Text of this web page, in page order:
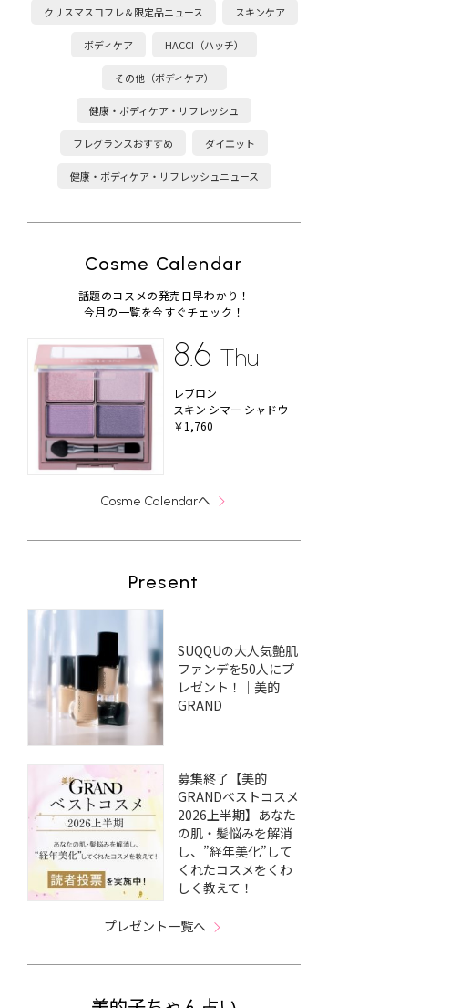
クリスマスコフレ＆限定品ニュース スキンケア
ボディケア HACCI（ハッチ）
その他（ボディケア）
健康・ボディケア・リフレッシュ
フレグランスおすすめ ダイエット
健康・ボディケア・リフレッシュニュース
Cosme Calendar
話題のコスメの発売日早わかり！
今月の一覧を今すぐチェック！
8.6 Thu
レブロン
スキン シマー シャドウ
￥1,760
Cosme Calendarへ
Present
SUQQUの大人気艶肌
ファンデを50人にプ
レゼント！｜美的
GRAND
募集終了【美的
GRANDベストコスメ
2026上半期】あなた
の肌・髪悩みを解消
し、”経年美化”して
くれたコスメをくわ
しく教えて！
プレゼント一覧へ